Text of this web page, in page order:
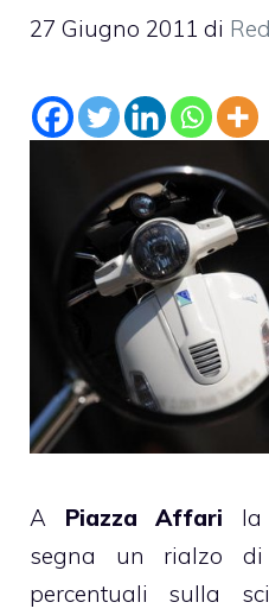
27 Giugno 2011 di
A Piazza Affari la
segna un rialzo
percentuali sulla